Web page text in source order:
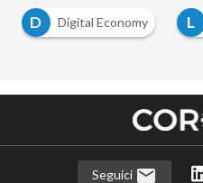
D
Digital Economy L
Seguici